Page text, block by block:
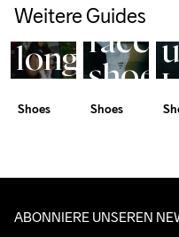
Weitere Guides
Your
long
Shoes
The
race
shoe
for
Shoes
ABONNIERE UNSEREN